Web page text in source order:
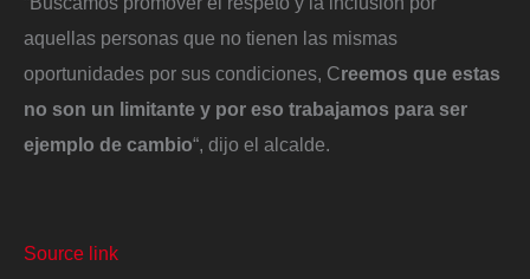
aquellas personas que no tienen las mismas
oportunidades por sus condiciones, Creemos que estas
no son un limitante y por eso trabajamos para ser
ejemplo de cambio“, dijo el alcalde.
Source link